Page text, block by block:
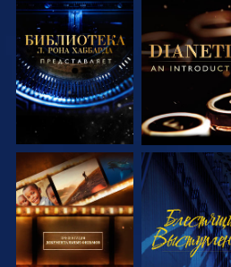
СМОТРЕТЬ
ПЕРЕДАЧИ
СМОТРЕТЬ
ПЕРЕДАЧИ
СМОТРЕТЬ
ПЕРЕДАЧИ
СМОТРЕТЬ